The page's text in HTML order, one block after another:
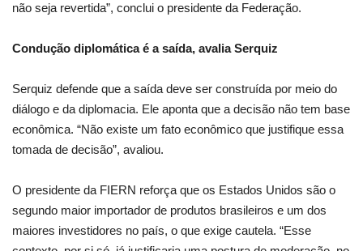
não seja revertida”, conclui o presidente da Federação.
Condução diplomática é a saída, avalia Serquiz
Serquiz defende que a saída deve ser construída por meio do
diálogo e da diplomacia. Ele aponta que a decisão não tem base
econômica. “Não existe um fato econômico que justifique essa
tomada de decisão”, avaliou.
O presidente da FIERN reforça que os Estados Unidos são o
segundo maior importador de produtos brasileiros e um dos
maiores investidores no país, o que exige cautela. “Esse